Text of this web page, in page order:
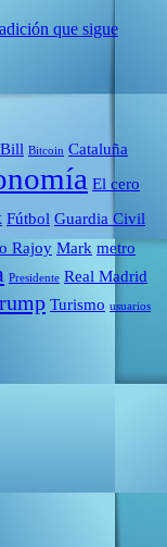
que sigue
Bill Bitcoin Cataluña
El cero
Fútbol Guardia Civil
Rajoy Mark metro
Presidente Real Madrid
Turismo usuarios